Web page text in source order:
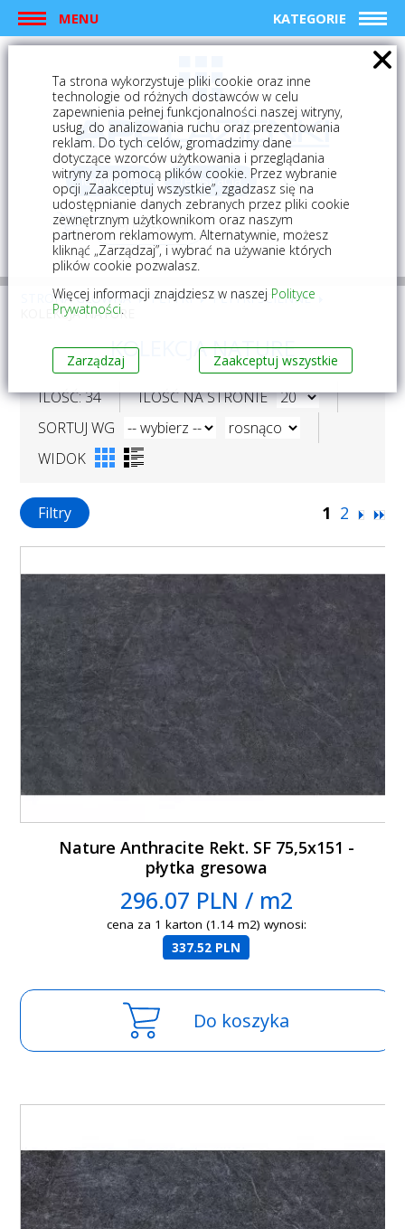
MENU KATEGORIE
logowanie rejestracja
Mój koszyk (0)
STRONA GŁÓWNA PŁYTKI
PŁYTKI ŚCIENNE
KOLEKCJA NATURE
KOLEKCJA NATURE
ILOŚĆ: 34
ILOŚĆ NA STRONIE
SORTUJ WG
WIDOK
1 2
Filtry
Nature Anthracite Rekt. SF 75,5x151 -
płytka gresowa
296.07 PLN / m2
cena za 1 karton (1.14 m2) wynosi:
337.52 PLN
Do koszyka
Ta strona wykorzystuje pliki cookie oraz inne
technologie od różnych dostawców w celu
zapewnienia pełnej funkcjonalności naszej witryny,
usług, do analizowania ruchu oraz prezentowania
reklam. Do tych celów, gromadzimy dane
dotyczące wzorców użytkowania i przeglądania
witryny za pomocą plików cookie. Przez wybranie
opcji „Zaakceptuj wszystkie”, zgadzasz się na
udostępnianie danych zebranych przez pliki cookie
zewnętrznym użytkownikom oraz naszym
partnerom reklamowym. Alternatywnie, możesz
kliknąć „Zarządzaj”, i wybrać na używanie których
plików cookie pozwalasz.
Więcej informacji znajdziesz w naszej Polityce
Prywatności.
Zarządzaj Zaakceptuj wszystkie